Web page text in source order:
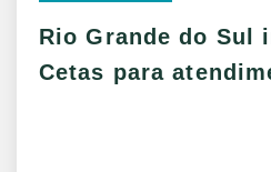
Rio Grande do Sul
Cetas para